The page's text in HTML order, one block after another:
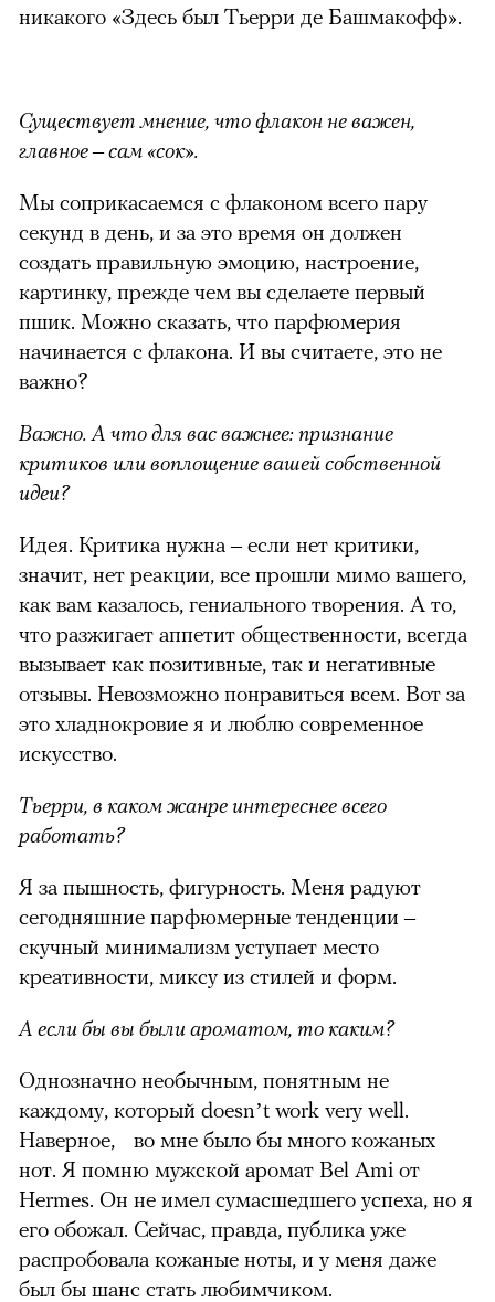
никакого «Здесь был Тьерри де Башмакофф».
Существует мнение, что флакон не важен,
главное – сам «сок».
Мы соприкасаемся с флаконом всего пару
секунд в день, и за это время он должен
создать правильную эмоцию, настроение,
картинку, прежде чем вы сделаете первый
пшик. Можно сказать, что парфюмерия
начинается с флакона. И вы считаете, это не
важно?
Важно. А что для вас важнее: признание
критиков или воплощение вашей собственной
идеи?
Идея. Критика нужна – если нет критики,
значит, нет реакции, все прошли мимо вашего,
как вам казалось, гениального творения. А то,
что разжигает аппетит общественности, всегда
вызывает как позитивные, так и негативные
отзывы. Невозможно понравиться всем. Вот за
это хладнокровие я и люблю современное
искусство.
Тьерри, в каком жанре интереснее всего
работать?
Я за пышность, фигурность. Меня радуют
сегодняшние парфюмерные тенденции –
скучный минимализм уступает место
креативности, миксу из стилей и форм.
А если бы вы были ароматом, то каким?
Однозначно необычным, понятным не
каждому, который doesn’t work very well.
Наверное, во мне было бы много кожаных
нот. Я помню мужской аромат Bel Ami от
Hermes. Он не имел сумасшедшего успеха, но я
его обожал. Сейчас, правда, публика уже
распробовала кожаные ноты, и у меня даже
был бы шанс стать любимчиком.